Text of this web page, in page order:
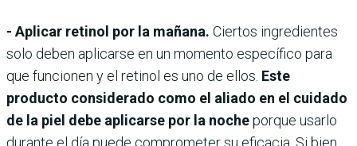
- Aplicar retinol por la mañana. Ciertos ingredientes
solo deben aplicarse en un momento específico para
que funcionen y el retinol es uno de ellos. Este
producto considerado como el aliado en el cuidado
de la piel debe aplicarse por la nocheporque usarlo
durante el día puede comprometer su eficacia. Si bien